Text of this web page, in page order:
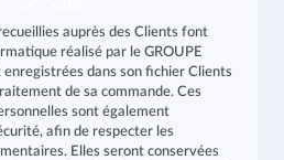
auprès des Clients font
réalisé par le GROUPE
enregistrées dans son fichier Clients
de sa commande. Ces
sont également
afin de respecter les
Elles seront conservées